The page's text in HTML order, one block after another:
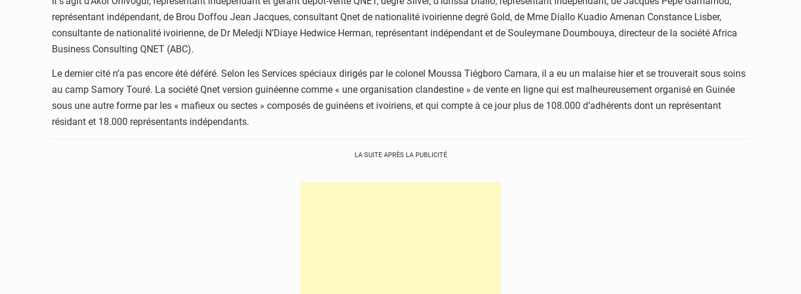
représentant indépendant, de Brou Doffou Jean Jacques, consultant Qnet de nationalité ivoirienne degré Gold, de Mme Diallo Kuadio Amenan Constance Lisber,
consultante de nationalité ivoirienne, de Dr Meledji N’Diaye Hedwice Herman, représentant indépendant et de Souleymane Doumbouya, directeur de la société Africa
Business Consulting QNET (ABC).
Le dernier cité n’a pas encore été déféré. Selon les Services spéciaux dirigés par le colonel Moussa Tiégboro Camara, il a eu un malaise hier et se trouverait sous soins
au camp Samory Touré. La société Qnet version guinéenne comme « une organisation clandestine » de vente en ligne qui est malheureusement organisé en Guinée
sous une autre forme par les « mafieux ou sectes » composés de guinéens et ivoiriens, et qui compte à ce jour plus de 108.000 d’adhérents dont un représentant
résidant et 18.000 représentants indépendants.
LA SUITE APRÈS LA PUBLICITÉ